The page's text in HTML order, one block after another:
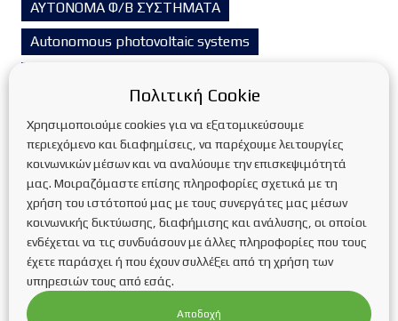
ΑΥΤΟΝΟΜΑ Φ/Β ΣΥΣΤΗΜΑΤΑ
Autonomous photovoltaic systems
Βιομηχανικά Φ/Β Συστήματα
ΓΕΩΘΕΡΜΙΑ
ΔΙΑΣΥΝΔΕΔΕΜΕΝΑ Φ/Β ΣΥΣΤΗΜΑΤΑ
Διασυνδεδεμένα φωτοβολταϊκά συστήματα
Ενεργειακή αναβάθμιση κτιρίων
Ενεργειακή αναβάθμιση κτιρίων
Επιδοτούμενα προγράμματα
Πολιτική Cookie
Χρησιμοποιούμε cookies για να εξατομικεύσουμε
περιεχόμενο και διαφημίσεις, να παρέχουμε λειτουργίες
κοινωνικών μέσων και να αναλύουμε την επισκεψιμότητά
μας. Μοιραζόμαστε επίσης πληροφορίες σχετικά με τη
χρήση του ιστότοπού μας με τους συνεργάτες μας μέσων
κοινωνικής δικτύωσης, διαφήμισης και ανάλυσης, οι οποίοι
ενδέχεται να τις συνδυάσουν με άλλες πληροφορίες που τους
έχετε παράσχει ή που έχουν συλλέξει από τη χρήση των
υπηρεσιών τους από εσάς.
Αποδοχή